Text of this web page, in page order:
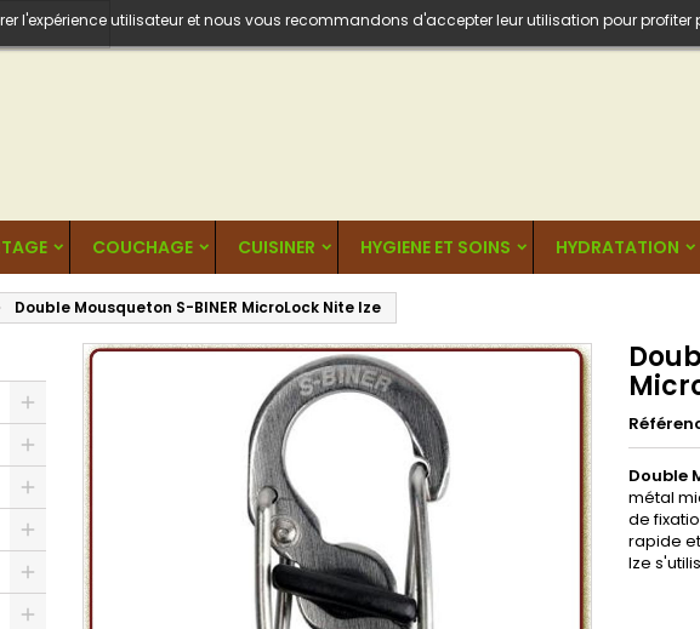
l'expérience utilisateur et nous vous recommandons d'accepter leur utilisation pour
COUCHAGE CUISINER HYGIENE ET SOINS HYDRATATION
Double Mousqueton S-BINER MicroLock Nite Ize
Double
métal
de
rapide
Ize